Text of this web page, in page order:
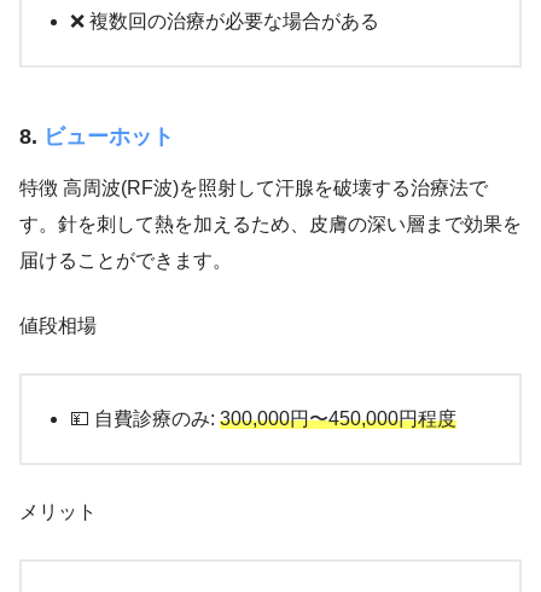
❌ 複数回の治療が必要な場合がある
8. ビューホット
特徴 高周波(RF波)を照射して汗腺を破壊する治療法で
す。針を刺して熱を加えるため、皮膚の深い層まで効果を
届けることができます。
値段相場
💴 自費診療のみ: 300,000円〜450,000円程度
メリット